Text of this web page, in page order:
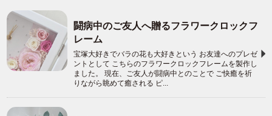
闘病中のご友人へ贈るフラワークロックフ
レーム
宝塚大好きでバラの花も大好きという お友達へのプレゼ
ントとして こちらのフラワークロックフレームを製作し
ました。 現在、ご友人が闘病中とのことで ご快癒を祈
りながら眺めて癒される ピ...